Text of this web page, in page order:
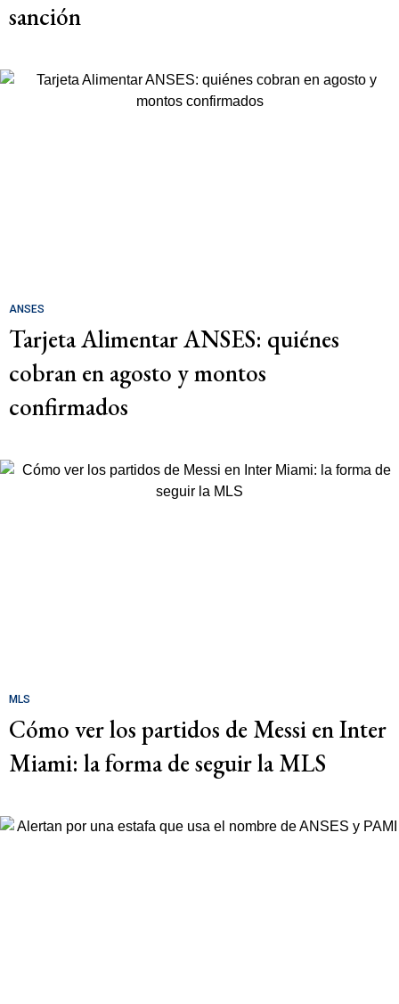
sanción
ANSES
Tarjeta Alimentar ANSES: quiénes
cobran en agosto y montos
confirmados
MLS
Cómo ver los partidos de Messi en Inter
Miami: la forma de seguir la MLS